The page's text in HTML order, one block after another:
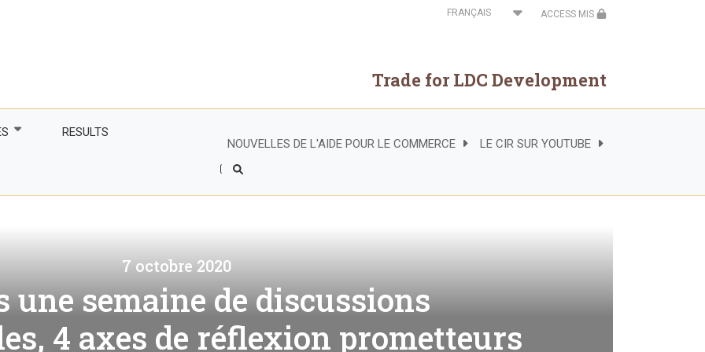
Select
your
ACCESS MIS
Trade for LDC Development
dynamiser les
et commerce
des
RESULTS
Header
Right
NOUVELLES DE L'AIDE POUR LE COMMERCE LE CIR SUR YOUTUBE
7 octobre 2020
une semaine de discussions
4 axes de réflexion prometteurs